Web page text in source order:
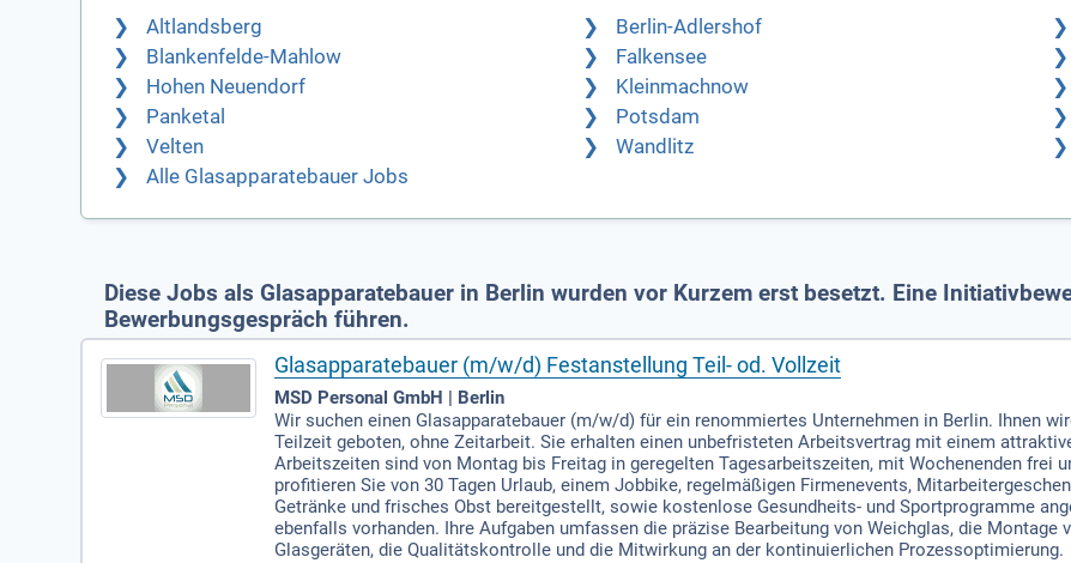
Altlandsberg Berlin-Adlershof
Blankenfelde-Mahlow
Falkensee
Hohen Neuendorf
Kleinmachnow
Panketal
Potsdam
Velten
Wandlitz
Alle Glasapparatebauer Jobs
Diese Jobs als Glasapparatebauer in Berlin wurden vor Kurzem erst besetzt. Eine
Bewerbungsgespräch führen.
Glasapparatebauer (m/w/d) Festanstellung Teil- od. Vollzeit
MSD Personal GmbH | Berlin
Wir suchen einen Glasapparatebauer (m/w/d) für ein renommiertes Unternehmen in Berlin. Ihnen
Teilzeit geboten, ohne Zeitarbeit. Sie erhalten einen unbefristeten Arbeitsvertrag mit einem
Arbeitszeiten sind von Montag bis Freitag in geregelten Tagesarbeitszeiten, mit Wochenenden frei
profitieren Sie von 30 Tagen Urlaub, einem Jobbike, regelmäßigen Firmenevents,
Getränke und frisches Obst bereitgestellt, sowie kostenlose Gesundheits- und Sportprogramme
ebenfalls vorhanden. Ihre Aufgaben umfassen die präzise Bearbeitung von Weichglas, die Montage
Glasgeräten, die Qualitätskontrolle und die Mitwirkung an der kontinuierlichen Prozessoptimierung.